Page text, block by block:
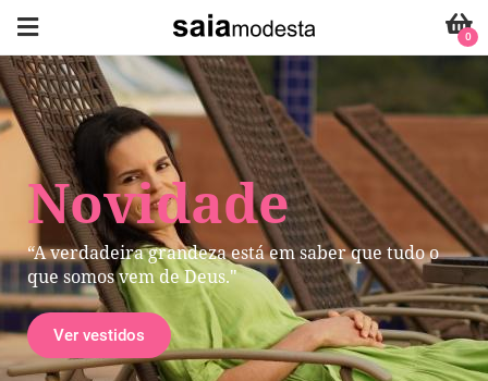
Novidade
“A verdadeira grandeza está em saber que tudo o
que somos vem de Deus."
Ver vestidos
0